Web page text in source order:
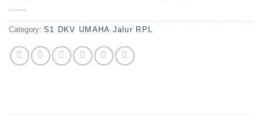
Category: S1 DKV UMAHA Jalur RPL